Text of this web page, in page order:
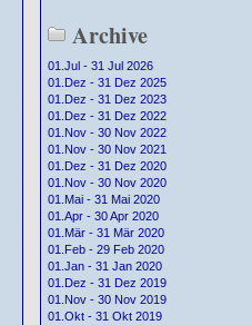
Archive
01.Jul - 31 Jul 2026
01.Dez - 31 Dez 2025
01.Dez - 31 Dez 2023
01.Dez - 31 Dez 2022
01.Nov - 30 Nov 2022
01.Nov - 30 Nov 2021
01.Dez - 31 Dez 2020
01.Nov - 30 Nov 2020
01.Mai - 31 Mai 2020
01.Apr - 30 Apr 2020
01.Mär - 31 Mär 2020
01.Feb - 29 Feb 2020
01.Jan - 31 Jan 2020
01.Dez - 31 Dez 2019
01.Nov - 30 Nov 2019
01.Okt - 31 Okt 2019